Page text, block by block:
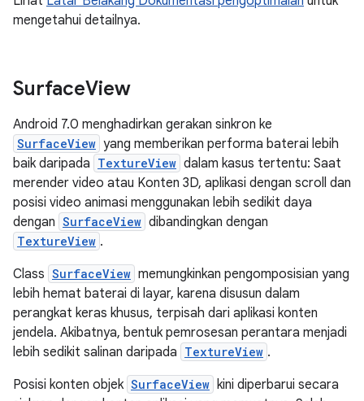
mengetahui detailnya.
SurfaceView
Android 7.0 menghadirkan gerakan sinkron ke
SurfaceView yang memberikan performa baterai lebih
baik daripada TextureView dalam kasus tertentu: Saat
merender video atau Konten 3D, aplikasi dengan scroll dan
posisi video animasi menggunakan lebih sedikit daya
dengan SurfaceView dibandingkan dengan
TextureView .
Class SurfaceView memungkinkan pengomposisian yang
lebih hemat baterai di layar, karena disusun dalam
perangkat keras khusus, terpisah dari aplikasi konten
jendela. Akibatnya, bentuk pemrosesan perantara menjadi
lebih sedikit salinan daripada TextureView .
Posisi konten objek SurfaceView kini diperbarui secara